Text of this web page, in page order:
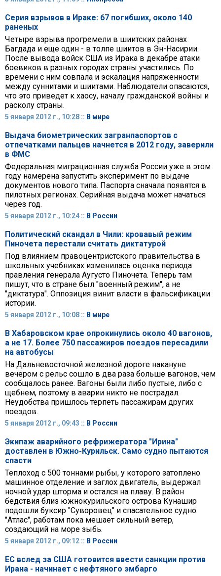
Серия взрывов в Ираке: 67 погибших, около 140
раненых
Четыре взрыва прогремели в шиитских районах
Багдада и еще один - в толпе шиитов в Эн-Насирии.
После вывода войск США из Ирака в декабре атаки
боевиков в разных городах страны участились. По
времени с ним совпала и эскалация напряженности
между суннитами и шиитами. Наблюдатели опасаются,
что это приведет к хаосу, началу гражданской войны и
расколу страны.
5 января 2012 г., 10:28 :: В мире
Выдача биометрических загранпаспортов с
отпечатками пальцев начнется в 2012 году, заверили
в ФМС
Федеральная миграционная служба России уже в этом
году намерена запустить эксперимент по выдаче
документов нового типа. Паспорта сначала появятся в
пилотных регионах. Серийная выдача может начаться
через год.
5 января 2012 г., 10:24 :: В России
Политический скандал в Чили: кровавый режим
Пиночета перестали считать диктатурой
Под влиянием правоцентристского правительства в
школьных учебниках изменилась оценка периода
правления генерала Аугусто Пиночета. Теперь там
пишут, что в стране был "военный режим", а не
"диктатура". Оппозиция винит власти в фальсификации
истории.
5 января 2012 г., 10:08 :: В мире
В Хабаровском крае опрокинулись около 40 вагонов,
а не 17. Более 750 пассажиров поездов пересадили
на автобусы
На Дальневосточной железной дороге накануне
вечером с рельс сошло в два раза больше вагонов, чем
сообщалось ранее. Вагоны были либо пустые, либо с
щебнем, поэтому в аварии никто не пострадал.
Неудобства пришлось терпеть пассажирам других
поездов.
5 января 2012 г., 09:43 :: В России
Экипаж аварийного рефрижератора "Ирина"
доставлен в Южно-Курильск. Само судно пытаются
спасти
Теплоход с 500 тоннами рыбы, у которого затоплено
машинное отделение и заглох двигатель, выдержал
ночной удар шторма и остался на плаву. В район
бедствия близ южнокурильского острова Кунашир
подошли буксир "Суворовец" и спасательное судно
"Атлас", работам пока мешает сильный ветер,
создающий на море зыбь.
5 января 2012 г., 09:12 :: В России
ЕС вслед за США готовится ввести санкции против
Ирана - начинает с нефтяного эмбарго